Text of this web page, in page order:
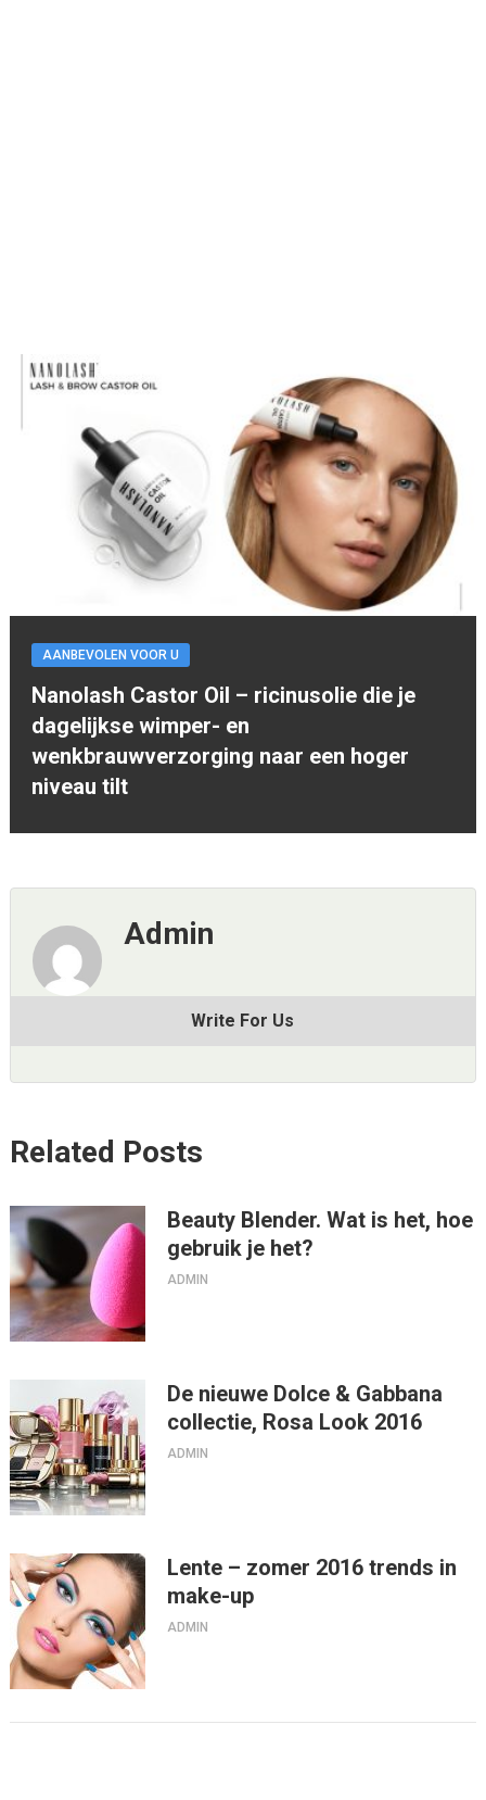
AANBEVOLEN VOOR U
Nanolash Castor Oil – ricinusolie die je
dagelijkse wimper- en
wenkbrauwverzorging naar een hoger
niveau tilt
Admin
Write For Us
Related Posts
Beauty Blender. Wat is het, hoe
gebruik je het?
ADMIN
De nieuwe Dolce & Gabbana
collectie, Rosa Look 2016
ADMIN
Lente – zomer 2016 trends in
make-up
ADMIN